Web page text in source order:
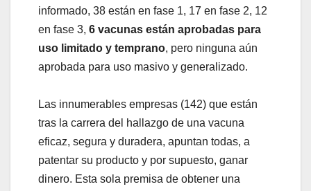
informado, 38 están en fase 1, 17 en fase 2, 12
en fase 3, 6 vacunas están aprobadas para
uso limitado y temprano, pero ninguna aún
aprobada para uso masivo y generalizado.
Las innumerables empresas (142) que están
tras la carrera del hallazgo de una vacuna
eficaz, segura y duradera, apuntan todas, a
patentar su producto y por supuesto, ganar
dinero. Esta sola premisa de obtener una